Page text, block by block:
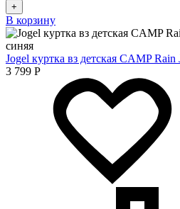
+
В корзину
Jogel куртка вз детская CAMP
3 799 Р